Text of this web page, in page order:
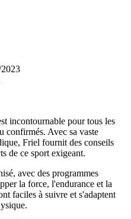
incontournable pour tous les
confirmés. Avec sa vaste
Friel fournit des conseils
de ce sport exigeant.
avec des programmes
la force, l'endurance et la
faciles à suivre et s'adaptent